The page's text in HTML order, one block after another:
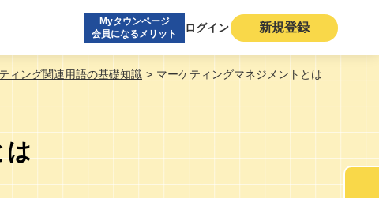
Myタウンページ
会員になるメリット
ログイン 新規登録
ィング関連用語の基礎知識 マーケティングマネジメントとは
は